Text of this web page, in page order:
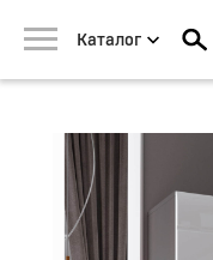
Каталог